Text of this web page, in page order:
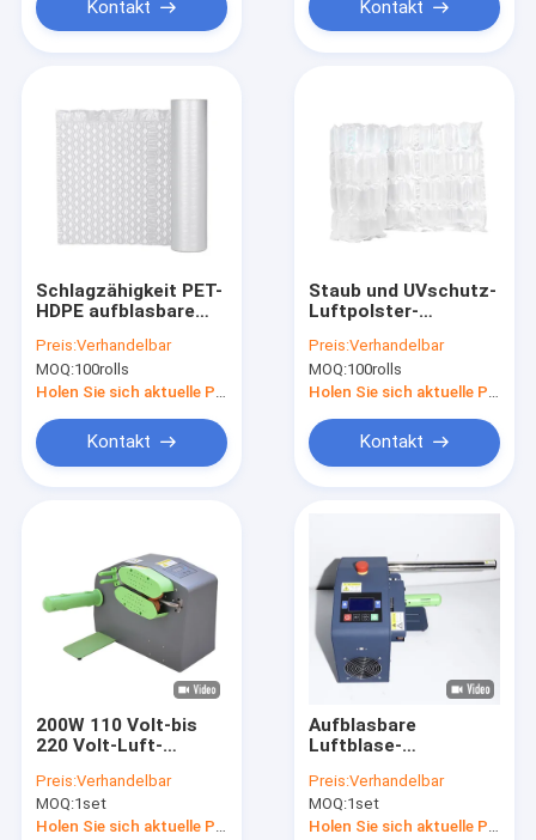
Produkte
Über uns
Fabrik-Ausflug
Nachrichten
Fordern Sie ein Zitat
Vakuumverpackender Beutel
Verpackungsfolie Rolls
Stehen Sie oben Verpackenbeutel
Vakuumeichmeister Rolls
Vakuumsaugspeicher-Taschen
Kontakt Kontakt
Schlagzähigkeit PET-
HDPE aufblasbare
Preis:Verhandelbar
MOQ:100rolls
Holen Sie sich aktuelle Preis
Kontakt
Staub und UVschutz-
Luftpolster-
2.6ft
Preis:Verhandelbar
MOQ:100rolls
Holen Sie sich aktuelle Preis
Kontakt
200W 110 Volt-bis
220 Volt-Luft-
Verpackmaschine
Preis:Verhandelbar
MOQ:1set
Holen Sie sich aktuelle Preis
Aufblasbare
Luftblase-
Maschine
Hochgeschwindigkeits-
CER
Preis:Verhandelbar
MOQ:1set
Holen Sie sich aktuelle Preis